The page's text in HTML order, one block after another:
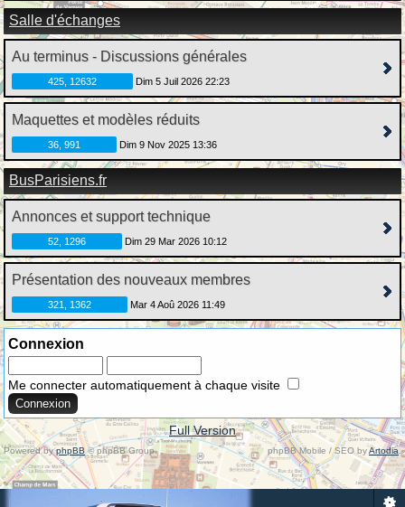
Salle d'échanges
Au terminus - Discussions générales
425, 12632 Dim 5 Juil 2026 22:23
Maquettes et modèles réduits
36, 991 Dim 9 Nov 2025 13:36
BusParisiens.fr
Annonces et support technique
52, 1296 Dim 29 Mar 2026 10:12
Présentation des nouveaux membres
321, 1362 Mar 4 Aoû 2026 11:49
Connexion
Me connecter automatiquement à chaque visite
Full Version
Powered byphpBB© phpBB Group. phpBB Mobile / SEO byArtodia .